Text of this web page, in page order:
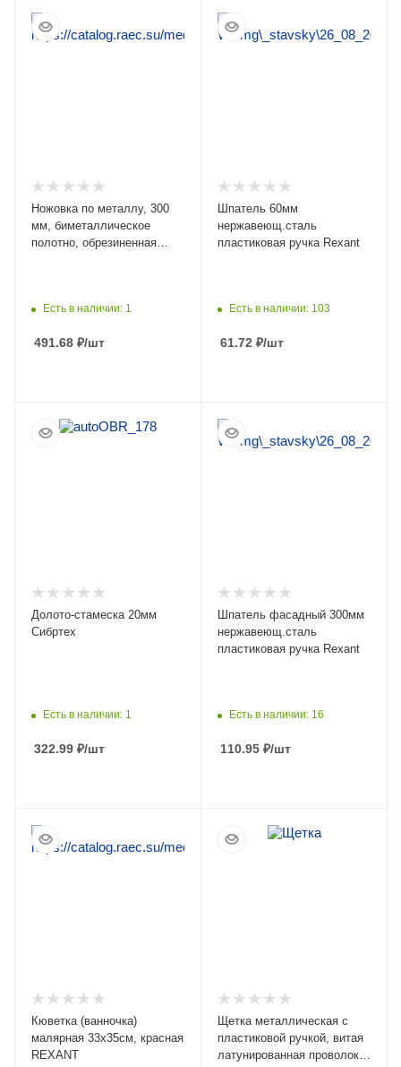
Ножовка по металлу, 300
мм, биметаллическое
полотно, обрезиненная
Есть в наличии: 1
491.68 ₽/шт
ПОДРОБНЕЕ
Шпатель 60мм
нержавеющ.сталь
пластиковая ручка Rexant
Есть в наличии: 103
61.72 ₽/шт
Долото-стамеска 20мм
Сибртех
Есть в наличии: 1
322.99 ₽/шт
Шпатель фасадный 300мм
нержавеющ.сталь
пластиковая ручка Rexant
Есть в наличии: 16
110.95 ₽/шт
ПОДРОБНЕЕ
Кюветка (ванночка)
малярная 33х35см, красная
REXANT
Щетка металлическая с
пластиковой ручкой, витая
латунированная проволока